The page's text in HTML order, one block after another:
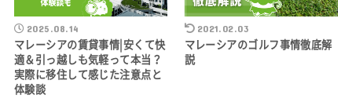
2025.08.14
マレーシアの賃貸事情|安くて快
適＆引っ越しも気軽って本当？
実際に移住して感じた注意点と
体験談
2021.02.03
マレーシアのゴルフ事情徹底解
説